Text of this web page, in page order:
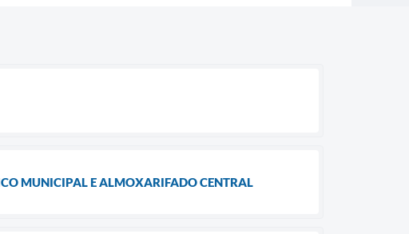
MUNICIPAL E ALMOXARIFADO CENTRAL